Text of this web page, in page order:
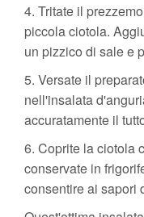
4. Tritate il
piccola ciotola.
un pizzico di sale e
5. Versate il
nell'insalata
accuratamente il
6. Coprite la ciotola
conservate in
consentire ai sapori